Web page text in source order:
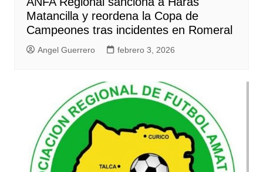
Matancilla y reordena la Copa de
Campeones tras incidentes en Romeral
Angel Guerrero febrero 3, 2026